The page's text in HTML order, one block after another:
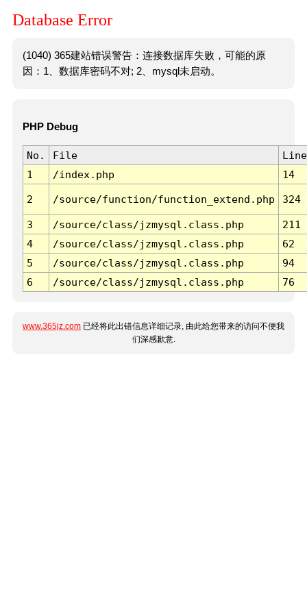
Database Error
(1040) 365建站错误警告：连接数据库失败，可能的原
因：1、数据库密码不对; 2、mysql未启动。
PHP Debug
No. File
Line
1
/index.php 14
2 /source/function/function_extend.php 324
3 /source/class/jzmysql.class.php
211
4
/source/class/jzmysql.class.php
62
5
/source/class/jzmysql.class.php
94
6
/source/class/jzmysql.class.php 76
www.365jz.com 已经将此出错信息详细记录, 由此给您带来的访问不便我
们深感歉意.